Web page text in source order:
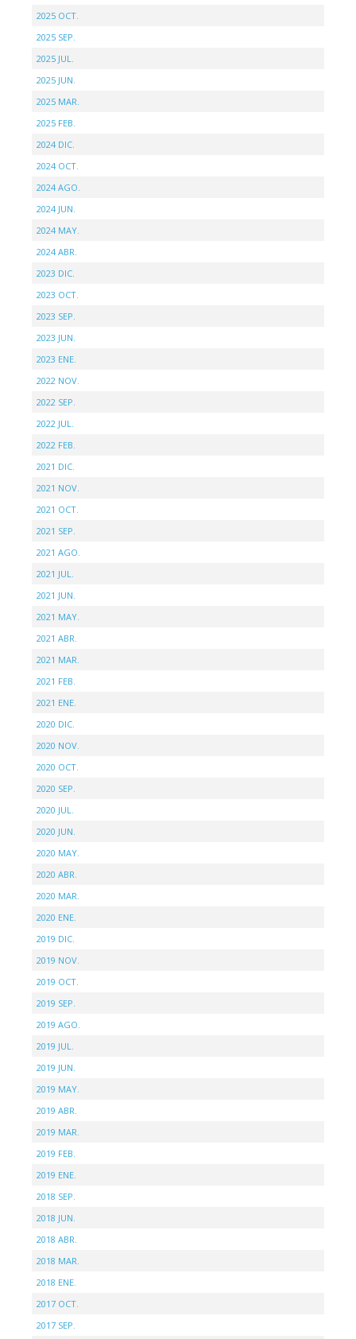
2025 OCT.
2025 SEP.
2025 JUL.
2025 JUN.
2025 MAR.
2025 FEB.
2024 DIC.
2024 OCT.
2024 AGO.
2024 JUN.
2024 MAY.
2024 ABR.
2023 DIC.
2023 OCT.
2023 SEP.
2023 JUN.
2023 ENE.
2022 NOV.
2022 SEP.
2022 JUL.
2022 FEB.
2021 DIC.
2021 NOV.
2021 OCT.
2021 SEP.
2021 AGO.
2021 JUL.
2021 JUN.
2021 MAY.
2021 ABR.
2021 MAR.
2021 FEB.
2021 ENE.
2020 DIC.
2020 NOV.
2020 OCT.
2020 SEP.
2020 JUL.
2020 JUN.
2020 MAY.
2020 ABR.
2020 MAR.
2020 ENE.
2019 DIC.
2019 NOV.
2019 OCT.
2019 SEP.
2019 AGO.
2019 JUL.
2019 JUN.
2019 MAY.
2019 ABR.
2019 MAR.
2019 FEB.
2019 ENE.
2018 SEP.
2018 JUN.
2018 ABR.
2018 MAR.
2018 ENE.
2017 OCT.
2017 SEP.